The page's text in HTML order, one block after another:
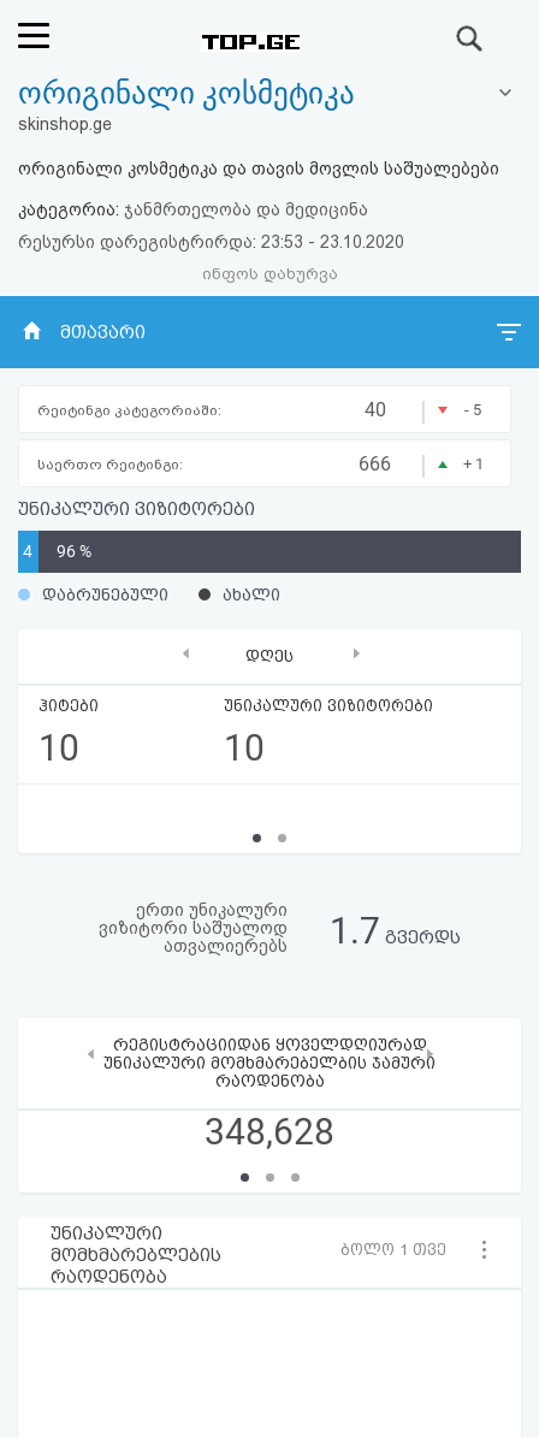
რეიტინგი
ფოსტა
პასუხი
პაროლის
აღდგენა
სალიცენზიო
ორიგინალი კოსმეტიკა
skinshop.ge
ორიგინალი კოსმეტიკა და თავის მოვლის საშუალებები
კატეგორია: ჯანმრთელობა და მედიცინა
რესურსი დარეგისტრირდა: 23:53 - 23.10.2020
ინფოს დახურვა
მთავარი
რეიტინგი კატეგორიაში: 40 | - 5
საერთო რეიტინგი: 666 | + 1
უნიკალური ვიზიტორები
4
%
96 %
დაბრუნებული ახალი
დღეს
ჰიტები
10
უნიკალური ვიზიტორები
10
‹ ›
ერთი უნიკალური
ვიზიტორი საშუალოდ
ათვალიერებს
1.7 გვერდს
რეგისტრაციიდან ყოველდღიურად
უნიკალური მომხმარებელბის ჯამური
რაოდენობა
348,628
‹ ›
უნიკალური
მომხმარებლების
რაოდენობა
ბოლო 1 თვე